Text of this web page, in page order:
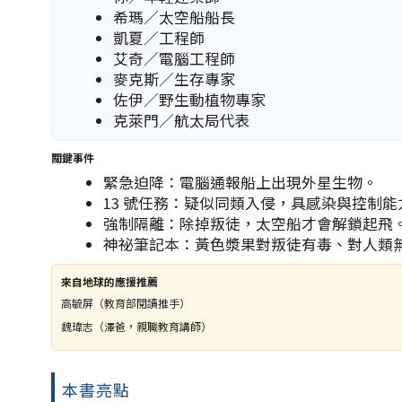
希瑪／太空船船長
凱夏／工程師
艾奇／電腦工程師
麥克斯／生存專家
佐伊／野生動植物專家
克萊門／航太局代表
關鍵事件
緊急迫降：電腦通報船上出現外星生物。
13 號任務：疑似同類入侵，具感染與控制能
強制隔離：除掉叛徒，太空船才會解鎖起飛。
神祕筆記本：黃色漿果對叛徒有毒、對人類
來自地球的應援推薦
高毓屏（教育部閱讀推手）
魏瑋志（澤爸，親職教育講師）
本書亮點